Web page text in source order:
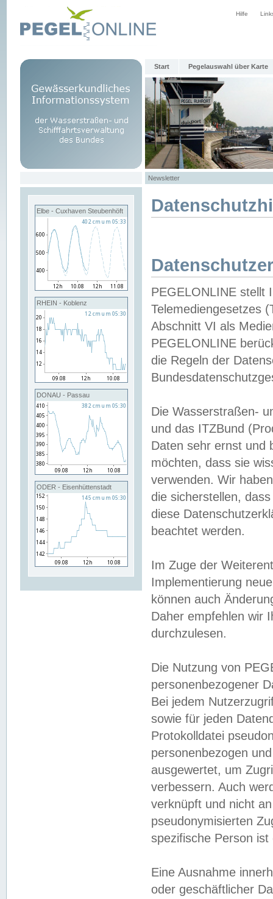
Hilfe
Start Pegelauswahl über Karte
Newsletter
Elbe - Cuxhaven Steubenhöft
RHEIN - Koblenz
DONAU - Passau
ODER - Eisenhüttenstadt
PEGELONLINE stellt
Telemediengesetzes
Abschnitt VI als
PEGELONLINE
die Regeln der
Die Wasserstraßen-
und das ITZBund
Daten sehr ernst und
möchten, dass sie
verwenden. Wir
die sicherstellen,
diese
beachtet werden.
Im Zuge der
Implementierung
können auch
Daher empfehlen wir
durchzulesen.
Die Nutzung von
personenbezogener
Bei jedem
sowie für jeden
Protokolldatei
personenbezogen
ausgewertet, um
verbessern. Auch
verknüpft und nicht
pseudonymisierten
spezifische Person
Eine Ausnahme
oder geschäftlicher